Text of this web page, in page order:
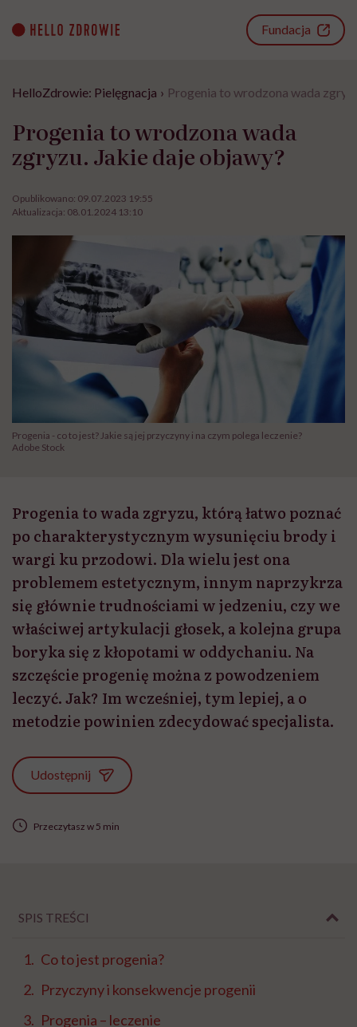
content
Fundacja
HelloZdrowie: Pielęgnacja › Progenia to wrodzona wada
Progenia to wrodzona wada
zgryzu. Jakie daje objawy?
Opublikowano: 09.07.2023 19:55
Aktualizacja: 08.01.2024 13:10
Progenia - co to jest? Jakie są jej przyczyny i na czym polega leczenie?
Adobe Stock
Progenia to wada zgryzu, którą łatwo poznać
po charakterystycznym wysunięciu brody i
wargi ku przodowi. Dla wielu jest ona
problemem estetycznym, innym naprzykrza
się głównie trudnościami w jedzeniu, czy we
właściwej artykulacji głosek, a kolejna grupa
boryka się z kłopotami w oddychaniu. Na
szczęście progenię można z powodzeniem
leczyć. Jak? Im wcześniej, tym lepiej, a o
metodzie powinien zdecydować specjalista.
Udostępnij
Przeczytasz w 5 min
SPIS TREŚCI
Co to jest progenia?
Przyczyny i konsekwencje progenii
Progenia – leczenie